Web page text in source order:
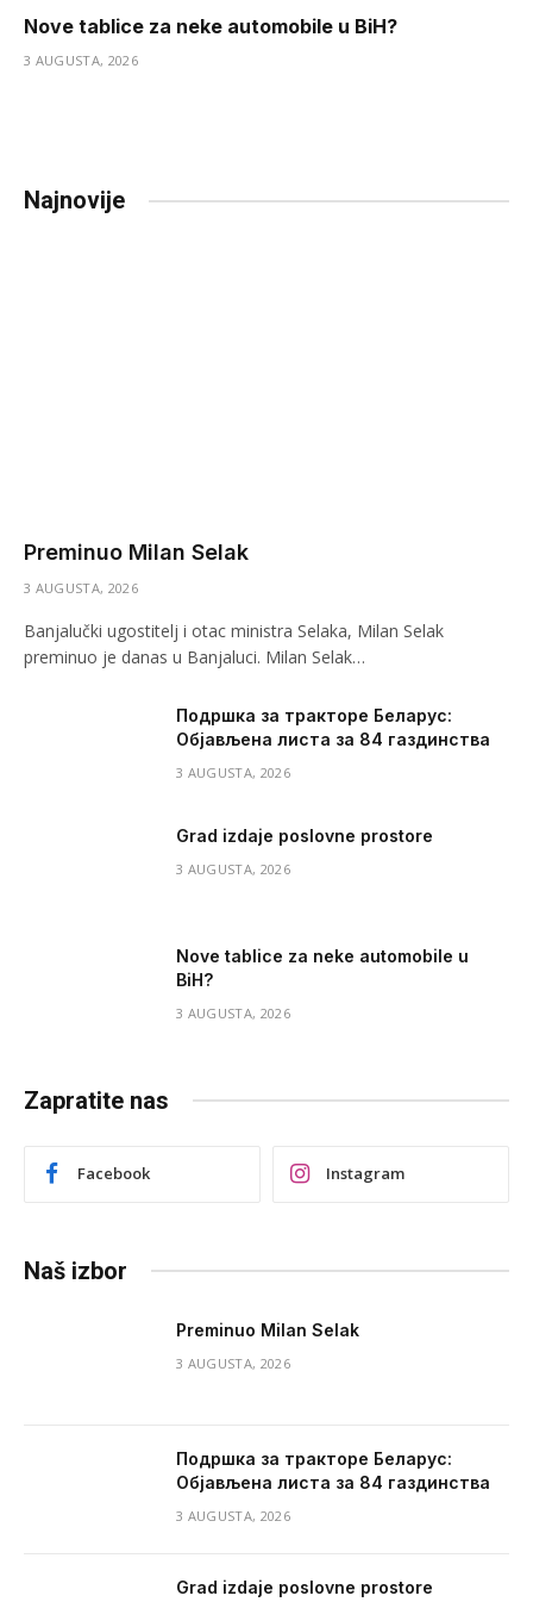
Nove tablice za neke automobile u BiH?
3 AUGUSTA, 2026
Najnovije
Preminuo Milan Selak
3 AUGUSTA, 2026
Banjalučki ugostitelj i otac ministra Selaka, Milan Selak
preminuo je danas u Banjaluci. Milan Selak…
Подршка за тракторе Беларус:
Објављена листа за 84 газдинства
3 AUGUSTA, 2026
Grad izdaje poslovne prostore
3 AUGUSTA, 2026
Nove tablice za neke automobile u
BiH?
3 AUGUSTA, 2026
Zapratite nas
Facebook Instagram
Naš izbor
Preminuo Milan Selak
3 AUGUSTA, 2026
Подршка за тракторе Беларус:
Објављена листа за 84 газдинства
3 AUGUSTA, 2026
Grad izdaje poslovne prostore